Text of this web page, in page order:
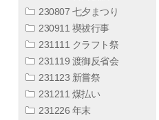
230807 七夕まつり
230911 禊祓行事
231111 クラフト祭
231119 渡御反省会
231123 新嘗祭
231211 煤払い
231226 年末